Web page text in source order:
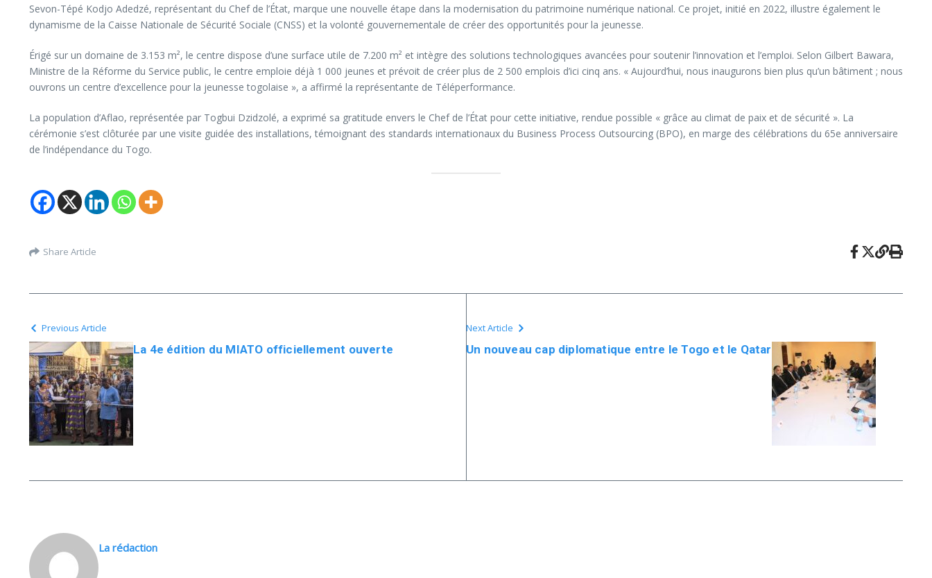
Sevon-Tépé Kodjo Adedzé, représentant du Chef de l’État, marque une nouvelle étape dans la modernisation du patrimoine numérique national. Ce projet, initié en 2022, illustre également le
dynamisme de la Caisse Nationale de Sécurité Sociale (CNSS) et la volonté gouvernementale de créer des opportunités pour la jeunesse.
Érigé sur un domaine de 3.153 m², le centre dispose d’une surface utile de 7.200 m² et intègre des solutions technologiques avancées pour soutenir l’innovation et l’emploi. Selon Gilbert Bawara,
Ministre de la Réforme du Service public, le centre emploie déjà 1 000 jeunes et prévoit de créer plus de 2 500 emplois d’ici cinq ans. « Aujourd’hui, nous inaugurons bien plus qu’un bâtiment ; nous
ouvrons un centre d’excellence pour la jeunesse togolaise », a affirmé la représentante de Téléperformance.
La population d’Aflao, représentée par Togbui Dzidzolé, a exprimé sa gratitude envers le Chef de l’État pour cette initiative, rendue possible « grâce au climat de paix et de sécurité ». La
cérémonie s’est clôturée par une visite guidée des installations, témoignant des standards internationaux du Business Process Outsourcing (BPO), en marge des célébrations du 65e anniversaire
de l’indépendance du Togo.
Share Article
Previous Article
La 4e édition du MIATO officiellement ouverte
Next Article
Un nouveau cap diplomatique entre le Togo et le Qatar
La rédaction